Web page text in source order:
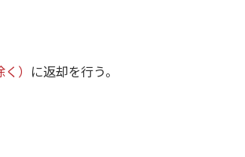
） に返却を行う。